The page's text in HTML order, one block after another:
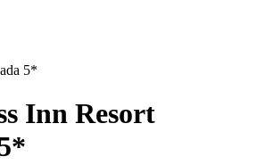
5*
Inn Resort